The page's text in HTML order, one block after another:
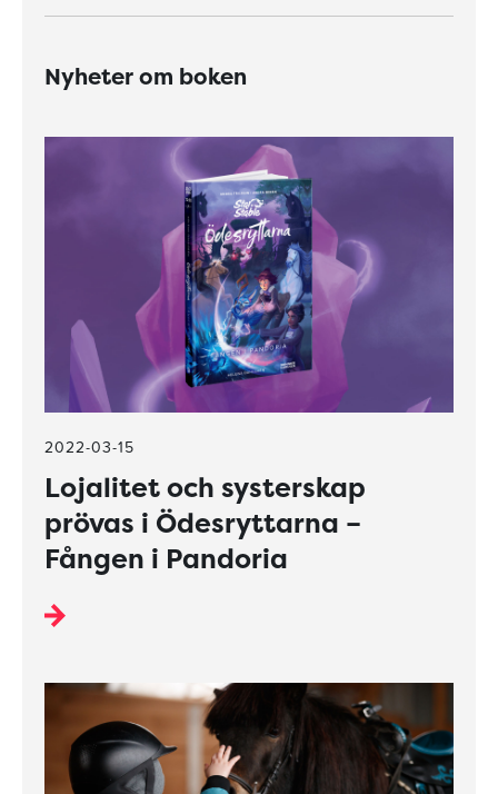
Nyheter om boken
2022-03-15
Lojalitet och systerskap
prövas i Ödesryttarna –
Fången i Pandoria